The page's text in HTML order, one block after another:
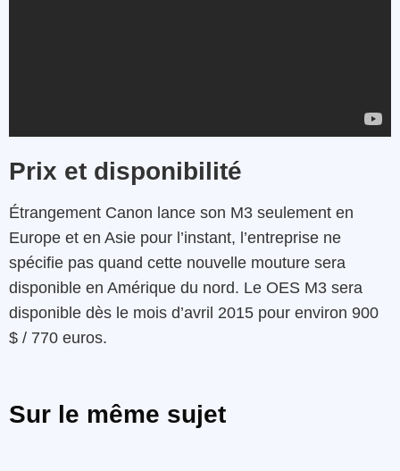
Prix et disponibilité
Étrangement Canon lance son M3 seulement en
Europe et en Asie pour l’instant, l’entreprise ne
spécifie pas quand cette nouvelle mouture sera
disponible en Amérique du nord. Le OES M3 sera
disponible dès le mois d’avril 2015 pour environ 900
$ / 770 euros.
Sur le même sujet